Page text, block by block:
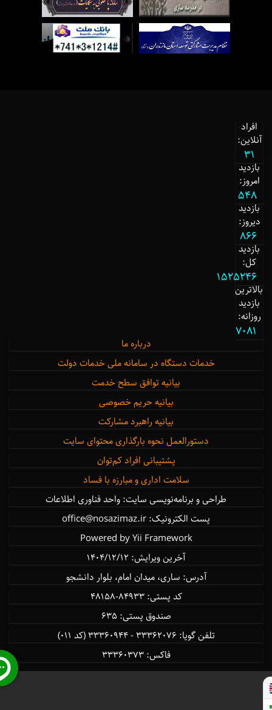
افراد
آنلاین:
31
بازدید
امروز:
548
بازدید
دیروز:
866
بازدید
کل:
1525246
بالاترین
بازدید
روزانه:
7081
درباره ما
خدمات دستگاه در سامانه ملی خدمات دولت
بیانیه توافق سطح خدمت
بیانیه حریم خصوصی
بیانیه راهبرد مشارکت
دستورالعمل نحوه بارگذاری محتوای سایت
پشتیبانی افراد کم‌توان
سلامت اداری و مبارزه با فساد
طراحی و برنامه‌نویسی سایت: واحد فناوری اطلاعات
پست الکترونیک: office@nosazimaz.ir
Powered by Yii Framework
آخرین ویرایش: ۱۴۰۴/12/12
آدرس: ساری، میدان امام، بلوار دانشجو
كد پستی: ۸۴۹۳۳-۴۸۱۵۸
صندوق پستی: ۶۳۵
تلفن گویا: ۳۳۳۶۲۰۷۶ - ۳۳۳۶۰۹۴۴ (کد ۰۱۱)
فاكس: ۳۳۳۶۰۳۷۳